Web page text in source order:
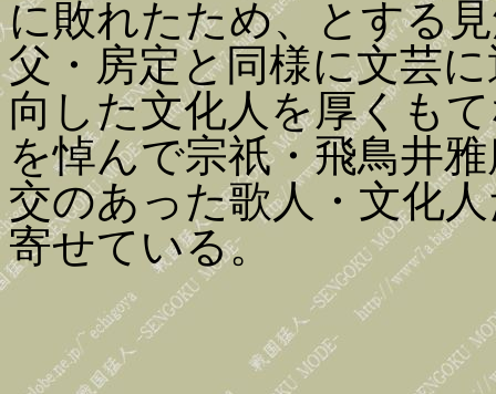
に敗れたため、とする
父・房定と同様に文芸
向した文化人を厚くも
を悼んで宗祇・飛鳥井
交のあった歌人・文化
寄せている。